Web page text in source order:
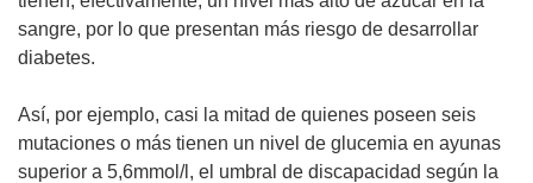
sangre, por lo que presentan más riesgo de desarrollar
diabetes.
Así, por ejemplo, casi la mitad de quienes poseen seis
mutaciones o más tienen un nivel de glucemia en ayunas
superior a 5,6mmol/l, el umbral de discapacidad según la